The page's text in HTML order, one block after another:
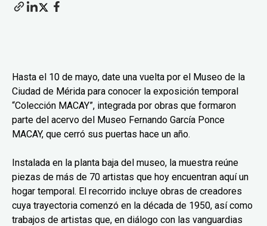
Hasta el 10 de mayo, date una vuelta por el Museo de la
Ciudad de Mérida para conocer la exposición temporal
“Colección MACAY”, integrada por obras que formaron
parte del acervo del Museo Fernando García Ponce
MACAY, que cerró sus puertas hace un año.
Instalada en la planta baja del museo, la muestra reúne
piezas de más de 70 artistas que hoy encuentran aquí un
hogar temporal. El recorrido incluye obras de creadores
cuya trayectoria comenzó en la década de 1950, así como
trabajos de artistas que, en diálogo con las vanguardias